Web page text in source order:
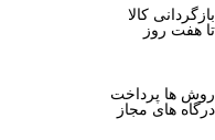
بازگردانی کالا
تا هفت روز
روش ها پرداخت
درگاه های مجاز